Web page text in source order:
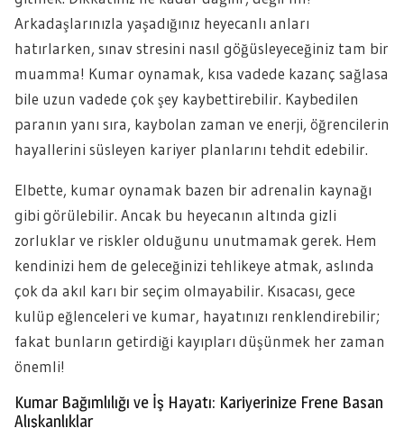
Arkadaşlarınızla yaşadığınız heyecanlı anları
hatırlarken, sınav stresini nasıl göğüsleyeceğiniz tam bir
muamma! Kumar oynamak, kısa vadede kazanç sağlasa
bile uzun vadede çok şey kaybettirebilir. Kaybedilen
paranın yanı sıra, kaybolan zaman ve enerji, öğrencilerin
hayallerini süsleyen kariyer planlarını tehdit edebilir.
Elbette, kumar oynamak bazen bir adrenalin kaynağı
gibi görülebilir. Ancak bu heyecanın altında gizli
zorluklar ve riskler olduğunu unutmamak gerek. Hem
kendinizi hem de geleceğinizi tehlikeye atmak, aslında
çok da akıl karı bir seçim olmayabilir. Kısacası, gece
kulüp eğlenceleri ve kumar, hayatınızı renklendirebilir;
fakat bunların getirdiği kayıpları düşünmek her zaman
önemli!
Kumar Bağımlılığı ve İş Hayatı: Kariyerinize Frene Basan
Alışkanlıklar